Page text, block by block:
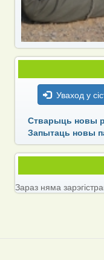
Уваход у
Стварыць новы
Запытаць новы
Зараз няма